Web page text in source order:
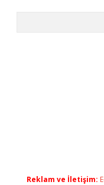
Reklam ve İletişim: